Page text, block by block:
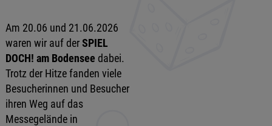
Am 20.06 und 21.06.2026
waren wir auf derSPIEL
DOCH! am Bodensee dabei.
Trotz der Hitze fanden viele
Besucherinnen und Besucher
ihren Weg auf das
Messegelände in